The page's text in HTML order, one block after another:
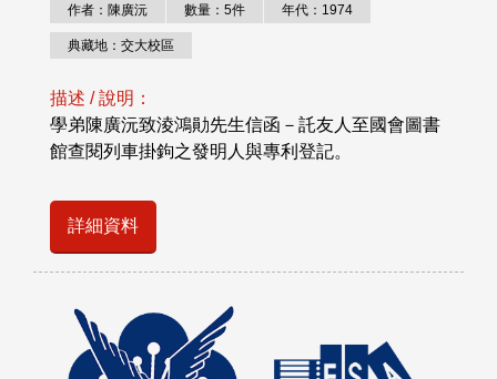
作者：陳廣沅 數量：5件 年代：1974
典藏地：交大校區
描述 / 說明：
學弟陳廣沅致淩鴻勛先生信函－託友人至國會圖書
館查閱列車掛鉤之發明人與專利登記。
詳細資料